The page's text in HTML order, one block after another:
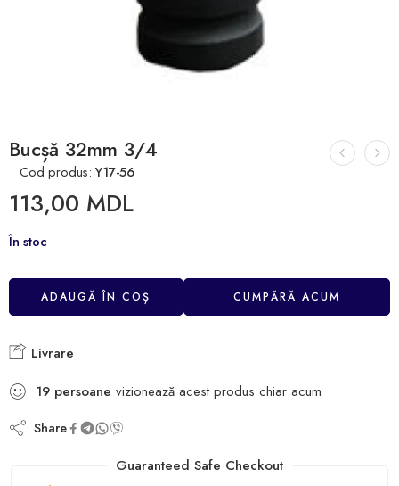
Bucșă 32mm 3/4
Cod produs:Y17-56
113,00 MDL
În stoc
ADAUGĂ ÎN COȘ CUMPĂRĂ ACUM
Livrare
19 persoane vizionează acest produs chiar acum
Share
Guaranteed Safe Checkout